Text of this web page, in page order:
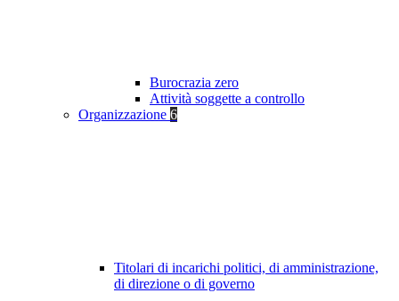
Burocrazia zero
Attività soggette a controllo
Organizzazione 6
Titolari di incarichi politici, di amministrazione,
di direzione o di governo